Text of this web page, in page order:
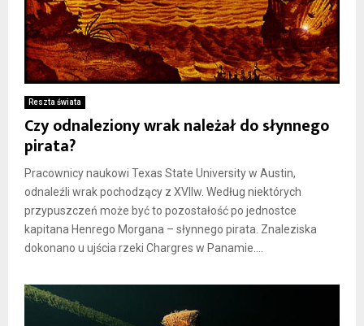
Reszta świata
Czy odnaleziony wrak należał do słynnego
pirata?
Pracownicy naukowi Texas State University w Austin,
odnaleźli wrak pochodzący z XVIIw. Według niektórych
przypuszczeń może być to pozostałość po jednostce
kapitana Henrego Morgana – słynnego pirata. Znaleziska
dokonano u ujścia rzeki Chargres w Panamie....